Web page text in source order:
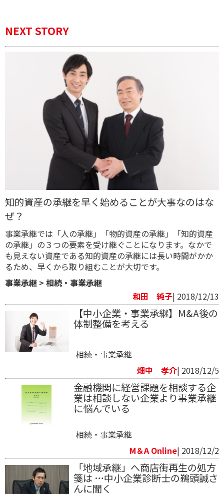
NEXT STORY
知的資産の承継を早く始めることが大事なのはな
ぜ？
事業承継では「人の承継」「物的資産の承継」「知的資産
の承継」の３つの要素を受け継ぐことになります。なかで
も見えない資産である知的資産の承継には長い時間がかか
るため、早くから取り組むことが大切です。
事業承継 > 相続・事業承継
和田 純子| 2018/12/13
【中小企業・事業承継】M&A後の
体制整備を考える
相続・事業承継
畑中 孝介| 2018/12/5
金融機関に経営課題を相談する企
業は相談しない企業より事業承継
に悩んでいる
相続・事業承継
M＆A Online| 2018/12/2
「地域承継」へ商店街再生の処方
箋は …中小企業診断士の鵜頭誠さ
んに聞く